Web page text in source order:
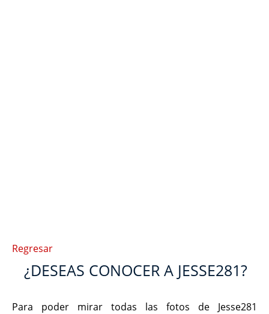
Regresar
¿DESEAS CONOCER A JESSE281?
Para poder mirar todas las fotos de Jesse281